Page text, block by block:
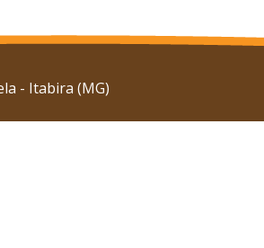
- Itabira (MG)